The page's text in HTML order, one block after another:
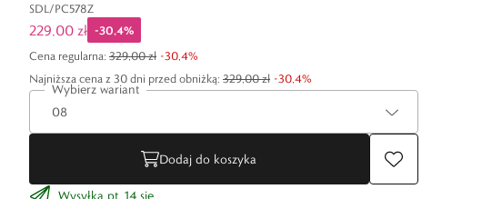
SDL/PC578Z
229,00 zł -30,4%
Najniższa cena z 30 dni przed obniżką: 329,00 zł -30,4%
Cena regularna: 329,00 zł -30,4%
Wybierz wariant
Dodaj do koszyka
Wysyłka pt. 14 sie.